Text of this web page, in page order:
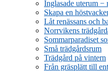
Inglasade uterum −
Skapa en
Låt renässans och
Norrvikens
Sommarparadiset
Små trädgårdsrum
Trädgård på vintern
Från gräsplätt till